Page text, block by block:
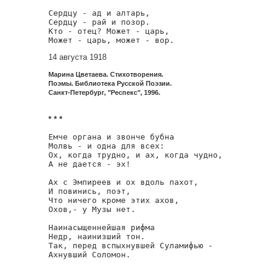
Сердцу - ад и алтарь,
Сердцу - рай и позор.
Кто - отец? Может - царь,
Может - царь, может - вор.
14 августа 1918
Марина Цветаева. Стихотворения.
Поэмы. Библиотека Русской Поэзии.
Санкт-Петербург, "Респекс", 1996.
* * *
Емче органа и звонче бубна
Молвь - и одна для всех:
Ох, когда трудно, и ах, когда чудно,
А не дается - эх!
Ах с Эмпиреев и ох вдоль пахот,
И повинись, поэт,
Что ничего кроме этих ахов,
Охов,- у Музы нет.
Наинасыщеннейшая рифма
Недр, наинизший тон.
Так, перед вспыхнувшей Суламифью -
Ахнувший Соломон.